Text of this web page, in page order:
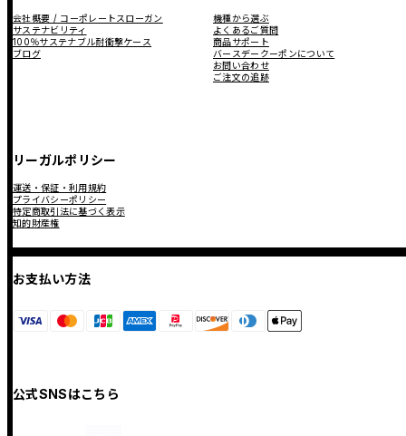
会社概要 / コーポレートスローガン
サステナビリティ
100％サステナブル耐衝撃ケース
ブログ
機種から選ぶ
よくあるご質問
商品サポート
バースデークーポンについて
お問い合わせ
ご注文の追跡
リーガルポリシー
運送・保証・利用規約
プライバシーポリシー
特定商取引法に基づく表示
知的財産権
お支払い方法
公式SNSはこちら